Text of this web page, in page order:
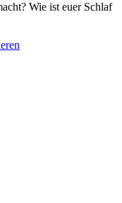
Wie ist euer Schlaf